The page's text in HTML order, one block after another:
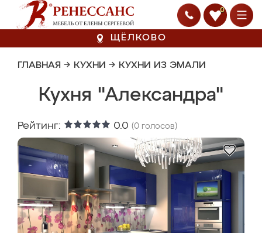
0
ЩЁЛКОВО
ГЛАВНАЯ → КУХНИ → КУХНИ ИЗ ЭМАЛИ
Кухня "Александра"
Рейтинг: 0.0 (0 голосов)